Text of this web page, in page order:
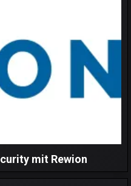
mit Rewion